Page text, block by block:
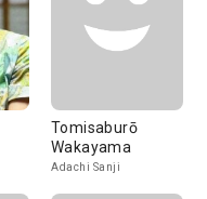
Tomisaburō
Wakayama
Adachi Sanji